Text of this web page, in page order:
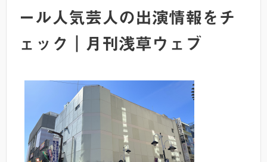
ール人気芸人の出演情報をチ
ェック｜月刊浅草ウェブ